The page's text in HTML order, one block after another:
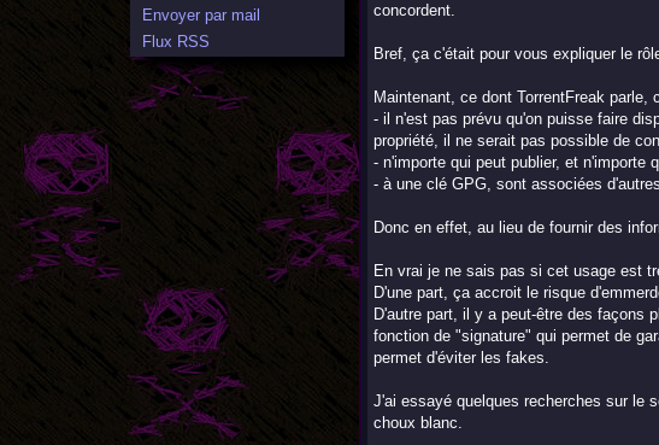
Envoyer par mail
Flux RSS
concordent.
Bref, ça c'était pour vous expliquer le
Maintenant, ce dont TorrentFreak
- il n'est pas prévu qu'on puisse faire
propriété, il ne serait pas possible de
- n'importe qui peut publier, et n'importe
- à une clé GPG, sont associées
Donc en effet, au lieu de fournir des
En vrai je ne sais pas si cet usage est
D'une part, ça accroit le risque
D'autre part, il y a peut-être des façons
fonction de "signature" qui permet de
permet d'éviter les fakes.
J'ai essayé quelques recherches sur le
choux blanc.